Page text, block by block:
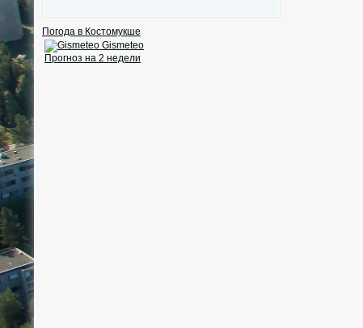
Погода в Костомукше
Gismeteo
Прогноз на 2 недели